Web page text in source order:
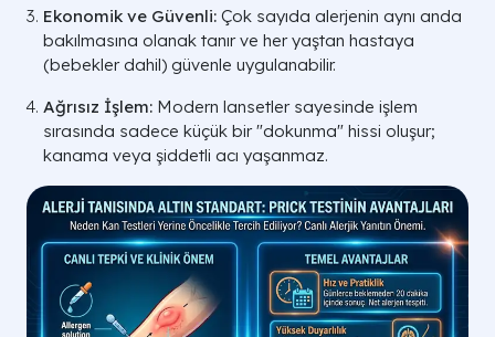
Ekonomik ve Güvenli: Çok sayıda alerjenin aynı anda
bakılmasına olanak tanır ve her yaştan hastaya
(bebekler dahil) güvenle uygulanabilir.
Ağrısız İşlem: Modern lansetler sayesinde işlem
sırasında sadece küçük bir "dokunma" hissi oluşur;
kanama veya şiddetli acı yaşanmaz.